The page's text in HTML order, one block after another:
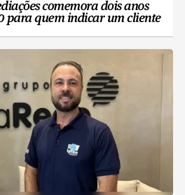
comemora dois anos
para quem indicar um cliente